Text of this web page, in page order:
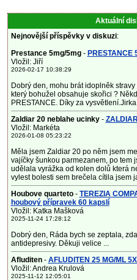
Aktuální
Nejnovější příspěvky v diskuzi:
Prestance 5mg/5mg- PRESTANCE
Vložil: Jiří
2026-02-17 10:38:29
Dobrý den, mohu brát idoplněk
který bohužel obsahuje skořici ?
PRESTANCE. Díky za
Zaldiar 20 neblahe ucinky-
Vložil: Markéta
2026-01-08 05:23:22
Měla jsem Zaldiar 20 po něm jsem
vajíčky šunkou parmezanem, po tem
udělala vyrážka od kolen dolů která
vylest bolesti sem brečela cítila jsem
Houbove quarteto- TEREZIA
houbový přípravek 60 kapslí
Vložil: Katka Mašková
2025-11-24 17:28:12
Dobrý den, Ráda bych se zeptala,
antidepresivy. Děkuji velice ...
Afluditen- AFLUDITEN 25 MG/ML
Vložil: Andrea Krulová
2025-11-12 12:05:01